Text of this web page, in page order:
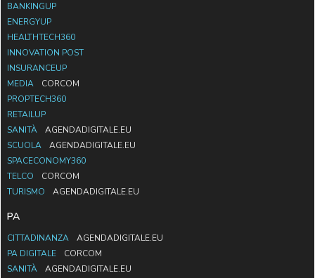
BANKINGUP
ENERGYUP
HEALTHTECH360
INNOVATION POST
INSURANCEUP
MEDIA
CORCOM
PROPTECH360
RETAILUP
SANITÀ
AGENDADIGITALE.EU
SCUOLA
AGENDADIGITALE.EU
SPACECONOMY360
TELCO
CORCOM
TURISMO
AGENDADIGITALE.EU
PA
CITTADINANZA
AGENDADIGITALE.EU
PA DIGITALE
CORCOM
SANITÀ
AGENDADIGITALE.EU